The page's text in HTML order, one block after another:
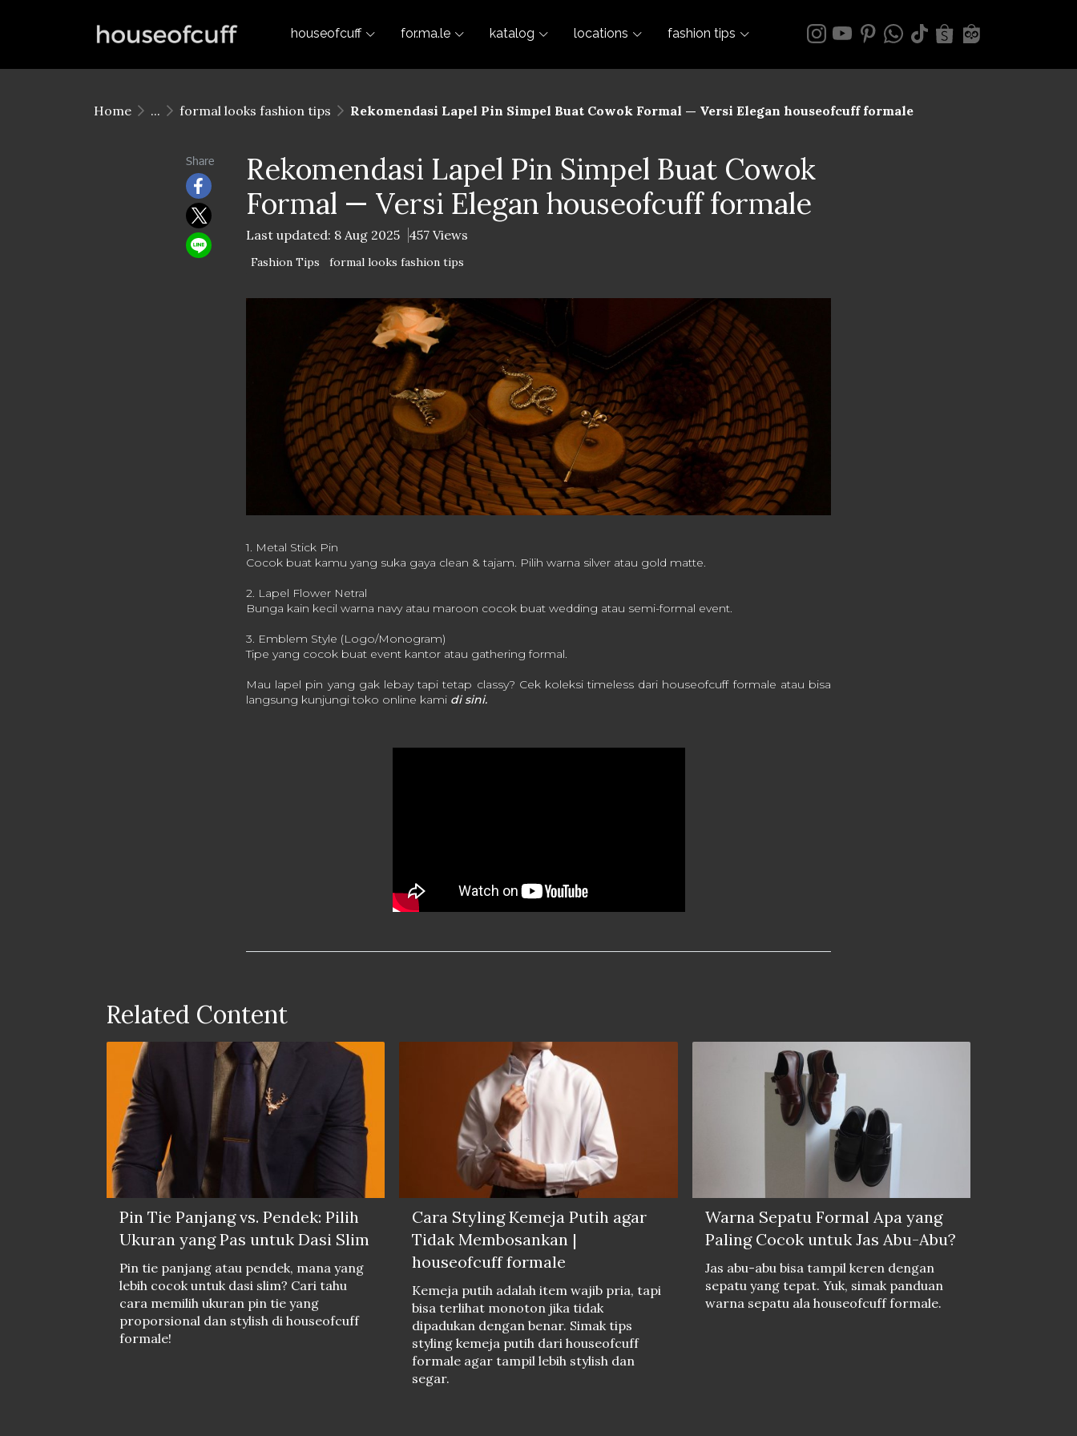
houseofcuff for.ma.le katalog locations fashion tips
Home ... formal looks fashion tips Rekomendasi Lapel Pin Simpel Buat Cowok Formal — Versi Elegan houseofcuff formale
Share
Rekomendasi Lapel Pin Simpel Buat Cowok
Formal — Versi Elegan houseofcuff formale
Last updated: 8 Aug 2025 457 Views
Fashion Tips formal looks fashion tips
1. Metal Stick Pin
Cocok buat kamu yang suka gaya clean & tajam. Pilih warna silver atau gold matte.
2. Lapel Flower Netral
Bunga kain kecil warna navy atau maroon cocok buat wedding atau semi-formal event.
3. Emblem Style (Logo/Monogram)
Tipe yang cocok buat event kantor atau gathering formal.
Mau lapel pin yang gak lebay tapi tetap classy? Cek koleksi timeless dari houseofcuff formale atau bisa
langsung kunjungi toko online kami di sini.
Related Content
Pin Tie Panjang vs. Pendek: Pilih
Ukuran yang Pas untuk Dasi Slim
Pin tie panjang atau pendek, mana yang
lebih cocok untuk dasi slim? Cari tahu
cara memilih ukuran pin tie yang
proporsional dan stylish di houseofcuff
formale!
Cara Styling Kemeja Putih agar
Tidak Membosankan |
houseofcuff formale
Kemeja putih adalah item wajib pria, tapi
bisa terlihat monoton jika tidak
dipadukan dengan benar. Simak tips
styling kemeja putih dari houseofcuff
formale agar tampil lebih stylish dan
segar.
Warna Sepatu Formal Apa yang
Paling Cocok untuk Jas Abu-Abu?
Jas abu-abu bisa tampil keren dengan
sepatu yang tepat. Yuk, simak panduan
warna sepatu ala houseofcuff formale.